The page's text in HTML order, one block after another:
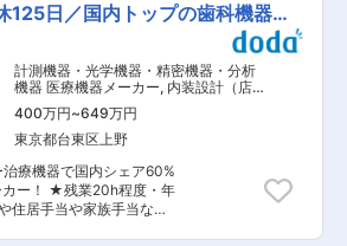
多様な用途の設計を行え
のラフト（RAFT）はイ
す。 スタッフ個々が得意
組織として繋がった時、
カダのように、発展し続け
ッフとして仕事に熱中で
ィブを刺激するように社
。 企業理念の始めに「従
とあるように、就業環境
ップクラスを自負してお
トレンド、商品、経営な
高付加価値なアウトプッ
レクション業務、発注・
ーパーマーケット、ホーム
、大型専門店他） ■就
土日祝休み ・テレワー
【◇裁量を持って働け
行い、定時退社や年休を
多様な働き方を支援する
レーション」を掲げ、そ
ーク出勤や在宅勤務制度
イルに合わせた勤務を実
125日／国内トップの歯科機器メ
計測機器・光学機器・精密機器・分析
機器 医療機器メーカー, 内装設計（店
舗） 内装設計（オフィス）
400万円~649万円
東京都台東区上野
療機器で国内シェア60%
カー！ ★残業20h程度・年
住居手当や家族手当など